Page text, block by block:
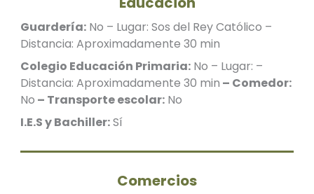
Guardería: No – Lugar: Sos del Rey Católico –
Distancia: Aproximadamente 30 min
Colegio Educación Primaria: No – Lugar: –
Distancia: Aproximadamente 30 min – Comedor:
No – Transporte escolar: No
I.E.S y Bachiller:Sí
Comercios